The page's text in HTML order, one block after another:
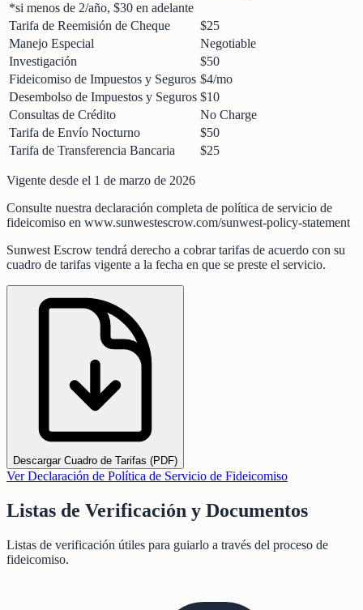
*si menos de 2/año, $30 en adelante
Tarifa de Reemisión de Cheque
$25
Manejo Especial
Negotiable
Investigación
$50
Fideicomiso de Impuestos y Seguros $4/mo
Desembolso de Impuestos y Seguros $10
Consultas de Crédito
No Charge
Tarifa de Envío Nocturno
$50
Tarifa de Transferencia Bancaria
$25
Vigente desde el 1 de marzo de 2026
Consulte nuestra declaración completa de política de servicio de
fideicomiso en www.sunwestescrow.com/sunwest-policy-statement
Sunwest Escrow tendrá derecho a cobrar tarifas de acuerdo con su
cuadro de tarifas vigente a la fecha en que se preste el servicio.
Descargar Cuadro de Tarifas (PDF)
Ver Declaración de Política de Servicio de Fideicomiso
Listas de Verificación y Documentos
Listas de verificación útiles para guiarlo a través del proceso de
fideicomiso.